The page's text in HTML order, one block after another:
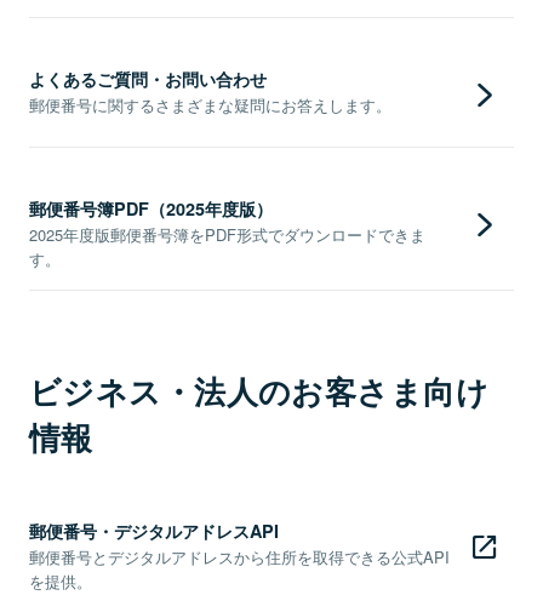
よくあるご質問・お問い合わせ
郵便番号に関するさまざまな疑問にお答えします。
郵便番号簿PDF（2025年度版）
2025年度版郵便番号簿をPDF形式でダウンロードできま
す。
ビジネス・法人のお客さま向け
情報
郵便番号・デジタルアドレスAPI
郵便番号とデジタルアドレスから住所を取得できる公式API
を提供。